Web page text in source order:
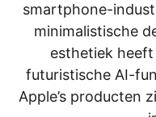
smartphone-
minimalistische
esthetiek
futuristische AI-
Apple’s producten